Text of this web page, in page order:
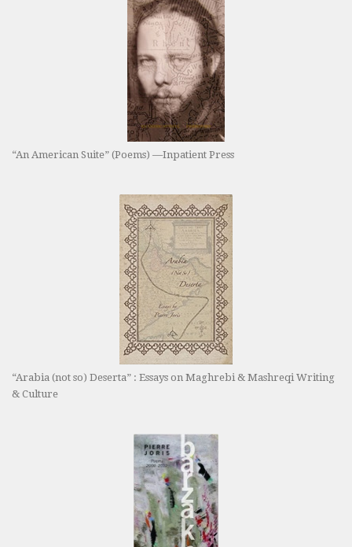
“An American Suite” (Poems) —Inpatient Press
“Arabia (not so) Deserta” : Essays on Maghrebi & Mashreqi Writing
& Culture